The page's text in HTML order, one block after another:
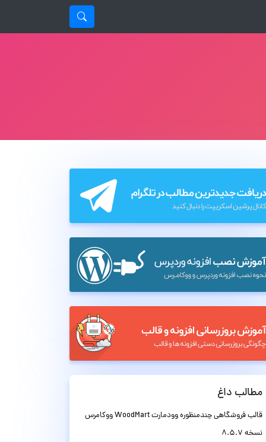
مطالب داغ
قالب فروشگاهی چندمنظوره وودمارت WoodMart ووکامرس
نسخه 8.5.7